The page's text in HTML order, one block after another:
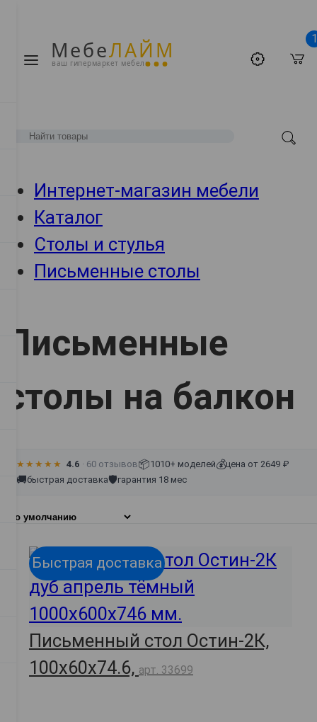
МебеЛАЙМ
ваш гипермаркет мебели
1
Интернет-магазин мебели
Каталог
Столы и стулья
Письменные столы
Письменные
столы на балкон
★★★★★ 4.6 · 60 отзывов📦1010+ моделей💰цена от 2649 ₽
🚚быстрая доставка🛡гарантия 18 мес
Быстрая доставка
Письменный стол Остин-2К,
100х60х74.6, арт. 33699